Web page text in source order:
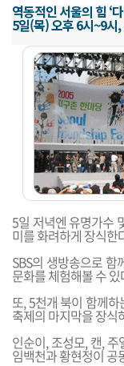
역동적인 서울의 힘 ‘
5일(목) 오후 6시~9시
5일 저녁엔 유명가수
미를 화려하게 장식한
SBS의 생방송으로
문화를 체험해볼 수 있
또, 5천개 북이 함께
축제의 마지막을 장식
인순이, 조성모, 캔,
임백천과 황현정이 공